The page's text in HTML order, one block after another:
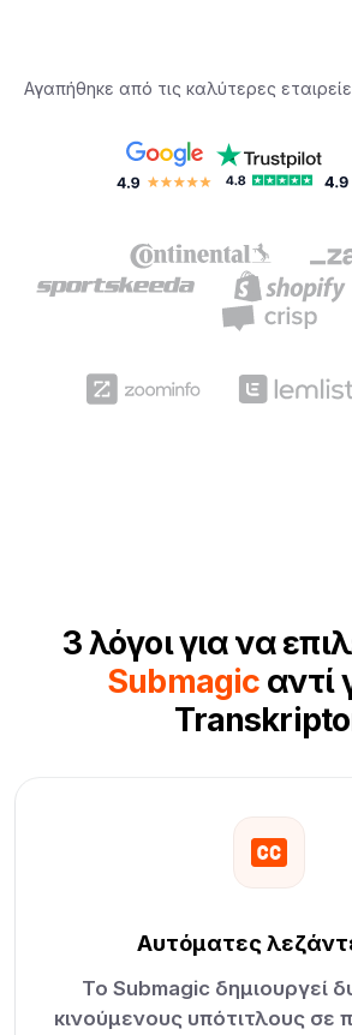
Αγαπήθηκε από τις καλύτερες
3 λόγοι για να
Submagic αντί
Αυτόματες
Το Submagic δημιουργεί
κινούμενους υπότιτλους σε